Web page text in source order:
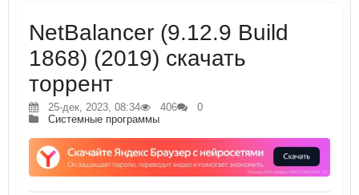
NetBalancer (9.12.9 Build
1868) (2019) скачать
торрент
25-дек, 2023, 08:34 406
0
Системные программы